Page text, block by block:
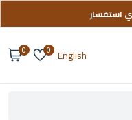
استفسار
999 ج
English
0
0